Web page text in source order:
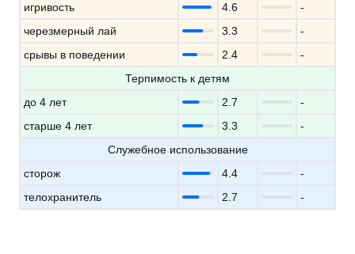
игривость
4.6
-
черезмерный лай
3.3
-
срывы в поведении
2.4
-
Терпимость к детям
до 4 лет
2.7
-
старше 4 лет
3.3
-
Служебное использование
сторож
4.4
-
телохранитель
2.7 -